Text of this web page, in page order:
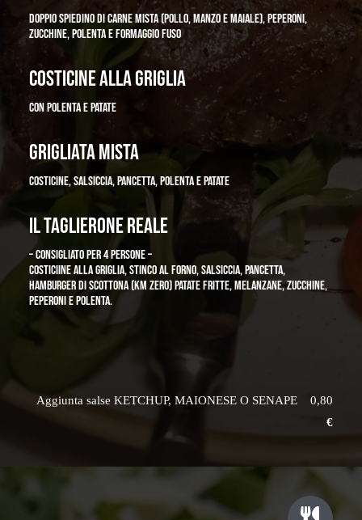
DOPPIO SPIEDINO DI CARNE MISTA (POLLO, MANZO E MAIALE), PEPERONI,
ZUCCHINE,POLENTA E FORMAGGIO FUSO
COSTICINE ALLA GRIGLIA
CON POLENTA E PATATE
GRIGLIATA MISTA
COSTICINE, SALSICCIA, PANCETTA, POLENTA E PATATE
IL TAGLIERONE REALE
– CONSIGLIATO PER 4 PERSONE –
COSTICIINE ALLA GRIGLIA, STINCO AL FORNO, SALSICCIA, PANCETTA,
HAMBURGER DISCOTTONA (KM ZERO) PATATE FRITTE,MELANZANE, ZUCCHINE,
PEPERONI E POLENTA.
Aggiunta salse KETCHUP, MAIONESE O SENAPE 0,80
€